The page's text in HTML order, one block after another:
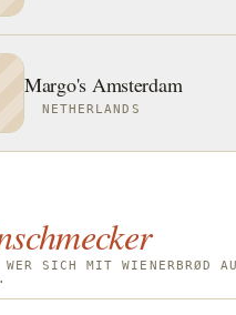
Margo's Amsterdam
NETHERLANDS
SICH MIT WIENERBRØD